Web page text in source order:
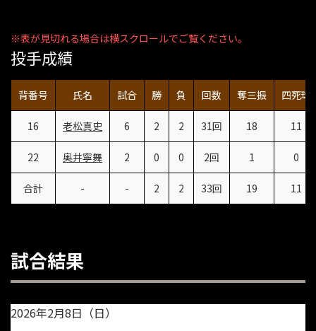
投手成績
背番号 氏名 試合 勝 負 回数 奪三振 四死球
16 老松真史 6 2 2 31回 18 11
22 奥井寧舞 2 0 0 2回 1 0
合計 - - 2 2 33回 19 11
試合結果
2026年2月8日（日）